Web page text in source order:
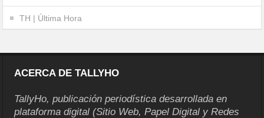
TH | Última Hora
ACERCA DE TALLYHO
TallyHo, publicación periodística desarrollada en
plataforma digital (Sitio Web, Papel Digital y Redes